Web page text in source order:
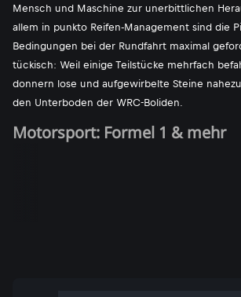
Mensch und Maschine zur unerbittlichen
allem in punkto Reifen-Management sind die
Bedingungen bei der Rundfahrt maximal
tückisch: Weil einige Teilstücke mehrfach
donnern lose und aufgewirbelte Steine
den Unterboden der WRC-Boliden.
Motorsport: Formel 1 & mehr